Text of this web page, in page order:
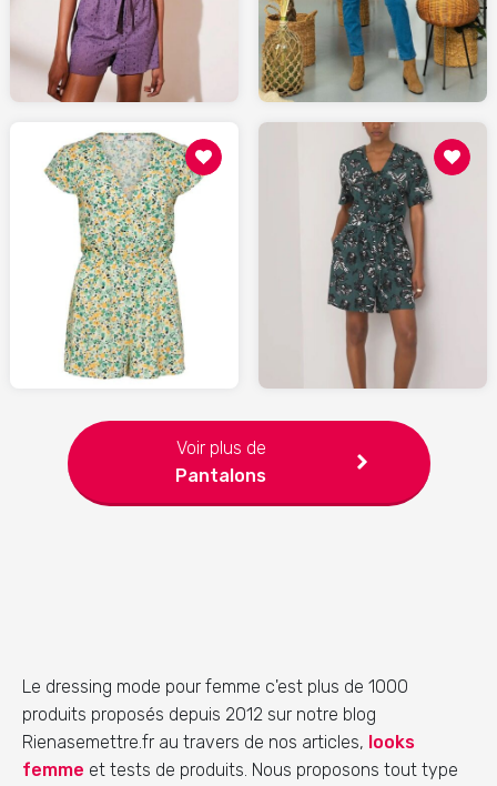
LAREDOUTE.fr
LAREDOUTE.fr
21.99
LAREDOUTE.fr
59.99
LAREDOUTE.fr
Voir plus de
Pantalons
Le dressing mode pour femme c'est plus de 1000
produits proposés depuis 2012 sur notre blog
Rienasemettre.fr au travers de nos articles, looks
femme et tests de produits. Nous proposons tout type